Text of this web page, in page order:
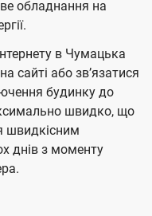
обладнання на
в Чумацька
сайті або звʼязатися
будинку до
швидко, що
швидкісним
днів з моменту